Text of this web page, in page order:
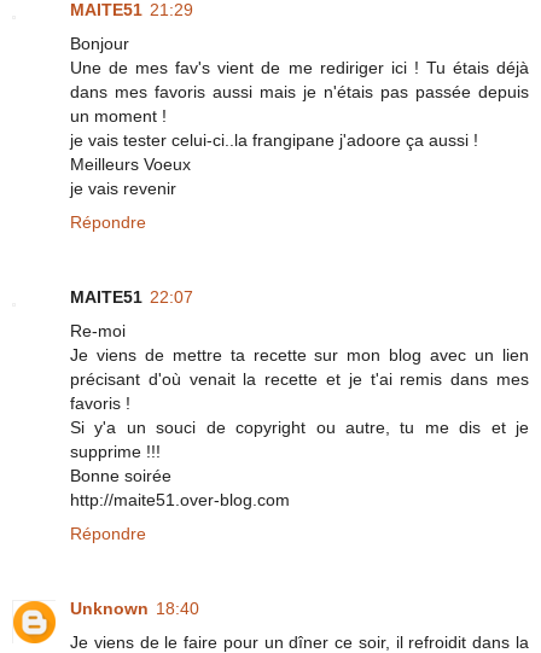
MAITE51 21:29
Bonjour
Une de mes fav's vient de me rediriger ici ! Tu étais déjà
dans mes favoris aussi mais je n'étais pas passée depuis
un moment !
je vais tester celui-ci..la frangipane j'adoore ça aussi !
Meilleurs Voeux
je vais revenir
Répondre
MAITE51 22:07
Re-moi
Je viens de mettre ta recette sur mon blog avec un lien
précisant d'où venait la recette et je t'ai remis dans mes
favoris !
Si y'a un souci de copyright ou autre, tu me dis et je
supprime !!!
Bonne soirée
http://maite51.over-blog.com
Répondre
Unknown 18:40
Je viens de le faire pour un dîner ce soir, il refroidit dans la